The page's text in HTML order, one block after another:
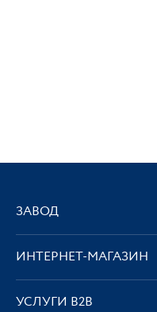
ЗАВОД
ИНТЕРНЕТ-МАГАЗИН
УСЛУГИ В2В